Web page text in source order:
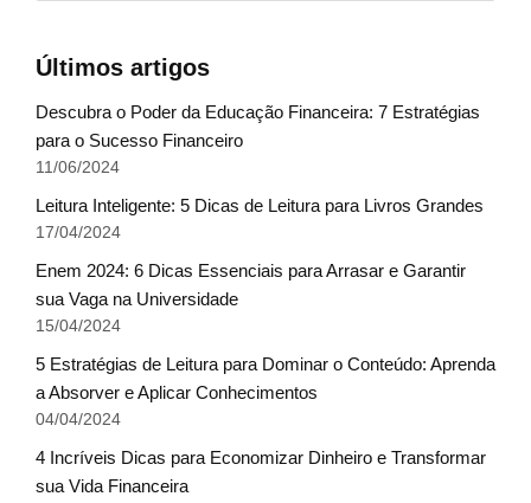
Últimos artigos
Descubra o Poder da Educação Financeira: 7 Estratégias
para o Sucesso Financeiro
11/06/2024
Leitura Inteligente: 5 Dicas de Leitura para Livros Grandes
17/04/2024
Enem 2024: 6 Dicas Essenciais para Arrasar e Garantir
sua Vaga na Universidade
15/04/2024
5 Estratégias de Leitura para Dominar o Conteúdo: Aprenda
a Absorver e Aplicar Conhecimentos
04/04/2024
4 Incríveis Dicas para Economizar Dinheiro e Transformar
sua Vida Financeira